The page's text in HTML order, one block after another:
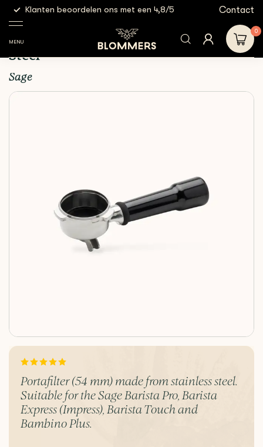
Klanten beoordelen ons met een 4,8/5 Gratis
Contact
MENU
0
Sage - Portafilter 54mm |
Sage - Portafilter 54mm | Stainless
Steel
Sage
Portafilter (54 mm) made from stainless steel.
Suitable for the Sage Barista Pro, Barista
Express (Impress), Barista Touch and
Bambino Plus.